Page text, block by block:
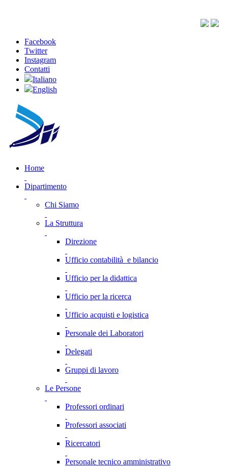
Facebook
Twitter
Instagram
Contatti
Italiano
English
Home
Dipartimento
Chi Siamo
La Struttura
Direzione
Ufficio contabilità e bilancio
Ufficio per la didattica
Ufficio per la ricerca
Ufficio acquisti e logistica
Personale dei Laboratori
Delegati
Gruppi di lavoro
Le Persone
Professori ordinari
Professori associati
Ricercatori
Personale tecnico amministrativo